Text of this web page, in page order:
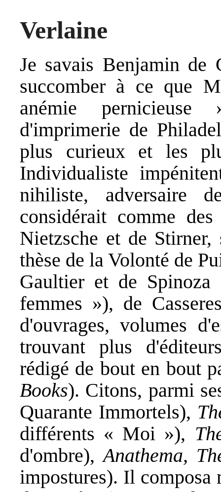
Verlaine
Je savais Benjamin de
succomber à ce que
anémie
d'imprimerie de
plus curieux et les
Individualiste
nihiliste, adversaire
considérait comme
Nietzsche et de Stirner,
thèse de la Volonté de
Gaultier et de
femmes »), de
d'ouvrages, volumes
trouvant plus
rédigé de bout en bout
Books). Citons, parmi
Quarante Immortels),
différents « Moi »),
d'ombre),Anathema,
impostures). Il composa